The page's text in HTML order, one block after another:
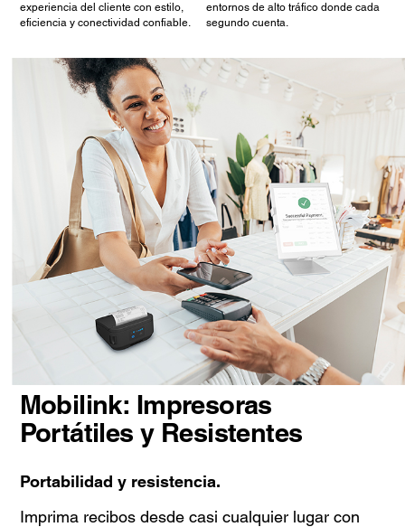
experiencia del cliente con estilo,
eficiencia y conectividad confiable.
entornos de alto tráfico donde cada
segundo cuenta.
Mobilink: Impresoras
Portátiles y Resistentes
Portabilidad y resistencia.
Imprima recibos desde casi cualquier lugar con